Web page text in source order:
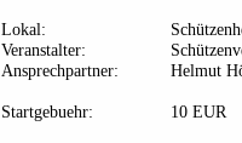
Lokal:
Veranstalter:
Ansprechpartner:
Helmut
Startgebuehr: 10 EUR